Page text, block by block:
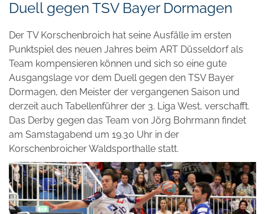
Duell gegen TSV Bayer Dormagen
Der TV Korschenbroich hat seine Ausfälle im ersten
Punktspiel des neuen Jahres beim ART Düsseldorf als
Team kompensieren können und sich so eine gute
Ausgangslage vor dem Duell gegen den TSV Bayer
Dormagen, den Meister der vergangenen Saison und
derzeit auch Tabellenführer der 3. Liga West, verschafft.
Das Derby gegen das Team von Jörg Bohrmann findet
am Samstagabend um 19.30 Uhr in der
Korschenbroicher Waldsporthalle statt.